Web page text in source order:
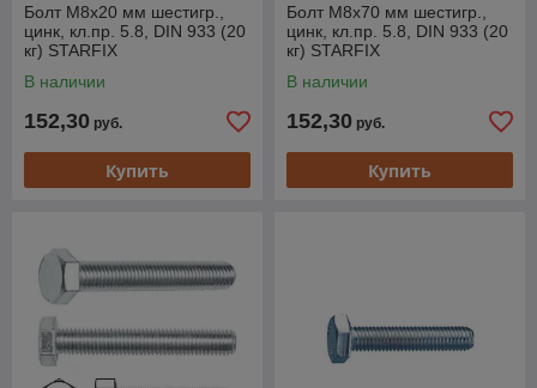
Болт М8х20 мм шестигр.,
цинк, кл.пр. 5.8, DIN 933 (20
кг) STARFIX
В наличии
152,30 руб.
Купить
Болт М8х70 мм шестигр.,
цинк, кл.пр. 5.8, DIN 933 (20
кг) STARFIX
В наличии
152,30 руб.
Купить